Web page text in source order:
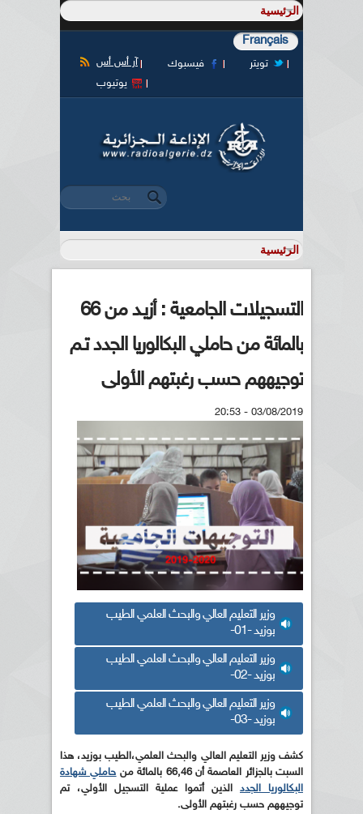
Français
آر أس أس فيسبوك
تويتر
يوتيوب
استمارة البحث
‏بحث ‏
التسجيلات الجامعية : أزيـد من 66
بالمائة من حاملي البكالوريا الجدد تـم
توجيههم حسب رغبتهم الأولى
03/08/2019 - 20:53
وزير التعليم العالي والبحث العلمي الطيب
بوزيد -01-
وزير التعليم العالي والبحث العلمي الطيب
بوزيد -02-
وزير التعليم العالي والبحث العلمي الطيب
بوزيد -03-
كشف وزير التعليم العالي والبحث العلمي،الطيب بوزيد، هذا
السبت بالجزائر العاصمة أن 66,46 بالمائة من
حاملي شهادة
البكالوريا الجدد الذين أتموا عملية التسجيل الأولي، تم
توجيههم حسب رغبتهم الأولى.